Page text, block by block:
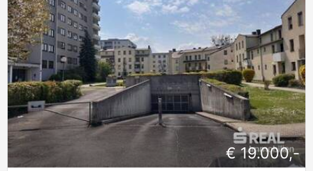
€ 19.000,-